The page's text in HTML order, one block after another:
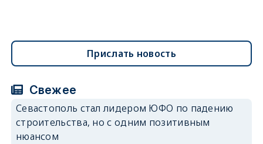
Прислать новость
Свежее
Севастополь стал лидером ЮФО по падению
строительства, но с одним позитивным
нюансом